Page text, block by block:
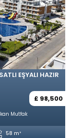
EŞYALI HAZIR
£ 98,500
Mutfak
58 m²